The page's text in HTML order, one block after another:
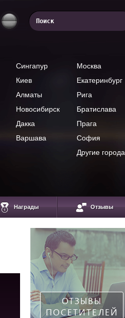
Сингапур
Москва
Киев
Екатеринбург
Алматы
Рига
Новосибирск
Братислава
Дакка
Прага
Варшава
София
Другие города
Награды Отзывы
ОТЗЫВЫ
ПОСЕТИТЕЛЕЙ
Владелец
образовательного
портала "Азбука
Денег",
предприниматель,
писатель
Брайан Нобл
Профессиональный
трейдер и основатель
tradernoble.com